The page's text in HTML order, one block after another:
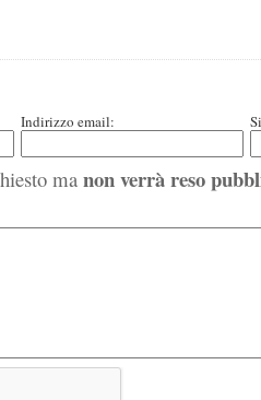
Indirizzo email:
ma non verrà reso